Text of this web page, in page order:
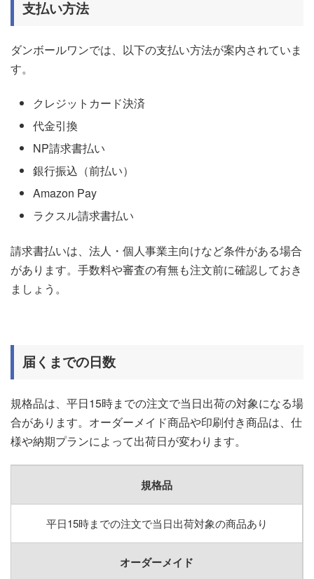
支払い方法
ダンボールワンでは、以下の支払い方法が案内されていま
す。
クレジットカード決済
代金引換
NP請求書払い
銀行振込（前払い）
Amazon Pay
ラクスル請求書払い
請求書払いは、法人・個人事業主向けなど条件がある場合
があります。手数料や審査の有無も注文前に確認しておき
ましょう。
届くまでの日数
規格品は、平日15時までの注文で当日出荷の対象になる場
合があります。オーダーメイド商品や印刷付き商品は、仕
様や納期プランによって出荷日が変わります。
規格品
平日15時までの注文で当日出荷対象の商品あり
オーダーメイド